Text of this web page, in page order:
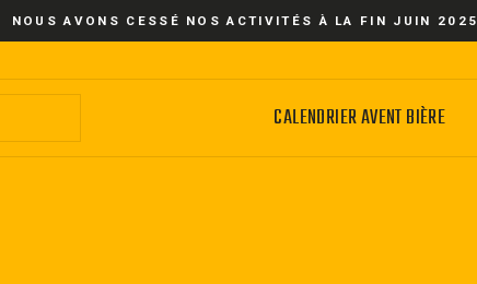
NOUS AVONS CESSÉ NOS ACTIVITÉS À LA FIN JUIN 2025
CALENDRIER AVENT BIÈRE